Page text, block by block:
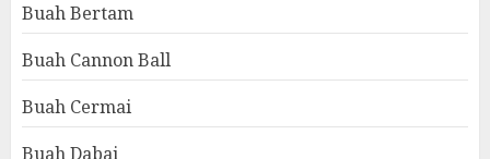
Buah Bertam
Buah Cannon Ball
Buah Cermai
Buah Dabai